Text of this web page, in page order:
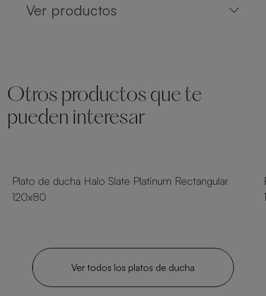
Ver productos
Otros productos que te
pueden interesar
Plato de ducha Halo Slate Platinum Rectangular
120x80
Ver todos los platos de ducha